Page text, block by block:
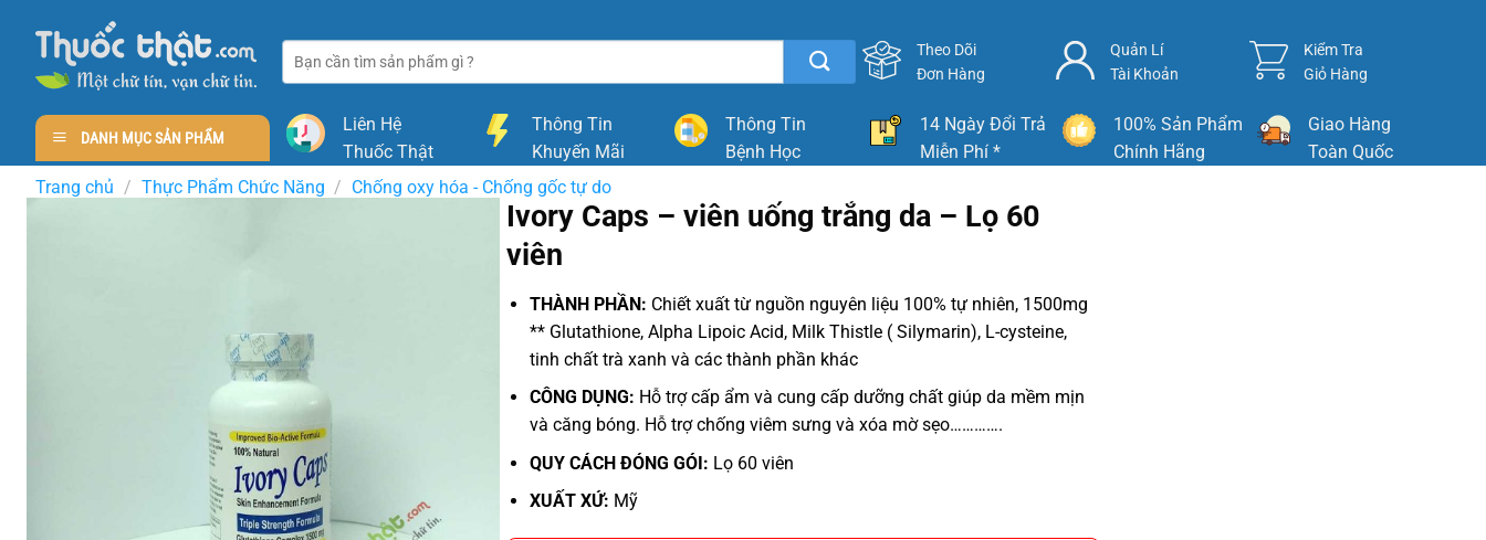
content
kiếm:
Theo Dõi
Đơn Hàng
Quản Lí
Tài Khoản
Kiểm Tra
Giỏ Hàng
DANH MỤC SẢN PHẨM
Liên Hệ
Thuốc Thật
Thông Tin
Khuyến Mãi
Thông Tin
Bệnh Học
14 Ngày Đổi Trả
Miễn Phí *
100% Sản Phẩm
Chính Hãng
Giao Hàng
Toàn Quốc
Trang chủ / Thực Phẩm Chức Năng / Chống oxy hóa - Chống gốc tự do
Ivory Caps – viên uống trắng da – Lọ 60
viên
THÀNH PHẦN: Chiết xuất từ nguồn nguyên liệu 100% tự nhiên, 1500mg
** Glutathione, Alpha Lipoic Acid, Milk Thistle ( Silymarin), L-cysteine,
tinh chất trà xanh và các thành phần khác
CÔNG DỤNG: Hỗ trợ cấp ẩm và cung cấp dưỡng chất giúp da mềm mịn
và căng bóng. Hỗ trợ chống viêm sưng và xóa mờ sẹo………….
QUY CÁCH ĐÓNG GÓI: Lọ 60 viên
XUẤT XỨ: Mỹ